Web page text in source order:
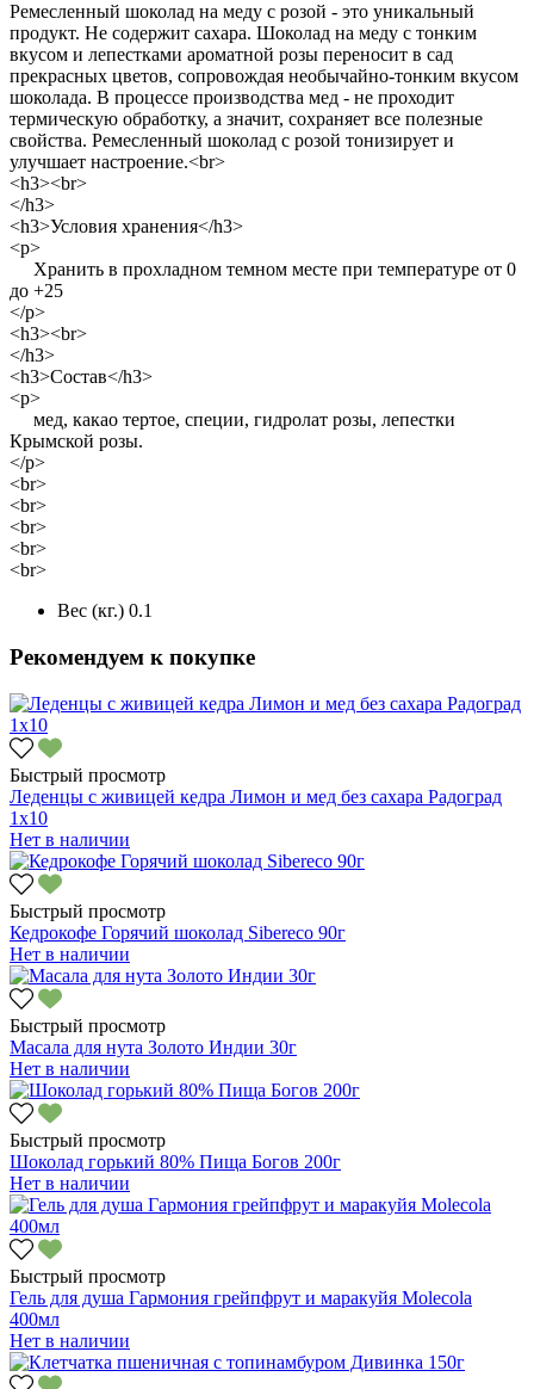
Ремесленный шоколад на меду с розой - это уникальный
продукт. Не содержит сахара. Шоколад на меду с тонким
вкусом и лепестками ароматной розы переносит в сад
прекрасных цветов, сопровождая необычайно-тонким вкусом
шоколада. В процессе производства мед - не проходит
термическую обработку, а значит, сохраняет все полезные
свойства. Ремесленный шоколад с розой тонизирует и
улучшает настроение.<br>
<h3><br>
</h3>
<h3>Условия хранения</h3>
<p>
Хранить в прохладном темном месте при температуре от 0
до +25
</p>
<h3><br>
</h3>
<h3>Состав</h3>
<p>
мед, какао тертое, специи, гидролат розы, лепестки
Крымской розы.
</p>
<br>
<br>
<br>
<br>
<br>
Вес (кг.) 0.1
Рекомендуем к покупке
Быстрый просмотр
Леденцы с живицей кедра Лимон и мед без сахара Радоград
1х10
Нет в наличии
Быстрый просмотр
Кедрокофе Горячий шоколад Sibereco 90г
Нет в наличии
Быстрый просмотр
Масала для нута Золото Индии 30г
Нет в наличии
Быстрый просмотр
Шоколад горький 80% Пища Богов 200г
Нет в наличии
Быстрый просмотр
Гель для душа Гармония грейпфрут и маракуйя Molecola
400мл
Нет в наличии